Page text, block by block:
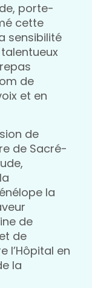
porte-
cette
sensibilité
de
et en
de
de Sacré-
la
de
de
l’Hôpital en
la